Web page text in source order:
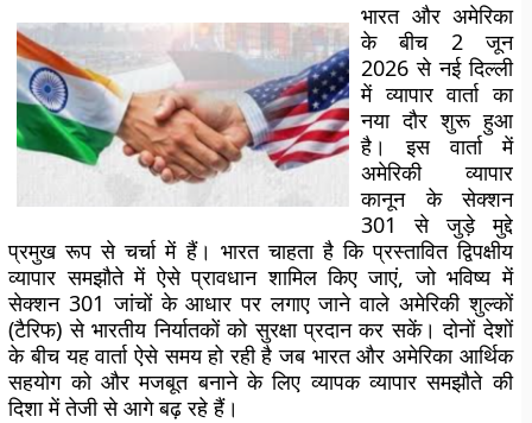
भारत और अमेरिका
के बीच 2 जून
2026 से नई दिल्ली
में व्यापार वार्ता का
नया दौर शुरू हुआ
है। इस वार्ता में
अमेरिकी व्यापार
कानून के सेक्शन
301 से जुड़े मुद्दे
प्रमुख रूप से चर्चा में हैं। भारत चाहता है कि प्रस्तावित द्विपक्षीय
व्यापार समझौते में ऐसे प्रावधान शामिल किए जाएं, जो भविष्य में
सेक्शन 301 जांचों के आधार पर लगाए जाने वाले अमेरिकी शुल्कों
(टैरिफ) से भारतीय निर्यातकों को सुरक्षा प्रदान कर सकें। दोनों देशों
के बीच यह वार्ता ऐसे समय हो रही है जब भारत और अमेरिका आर्थिक
सहयोग को और मजबूत बनाने के लिए व्यापक व्यापार समझौते की
दिशा में तेजी से आगे बढ़ रहे हैं।